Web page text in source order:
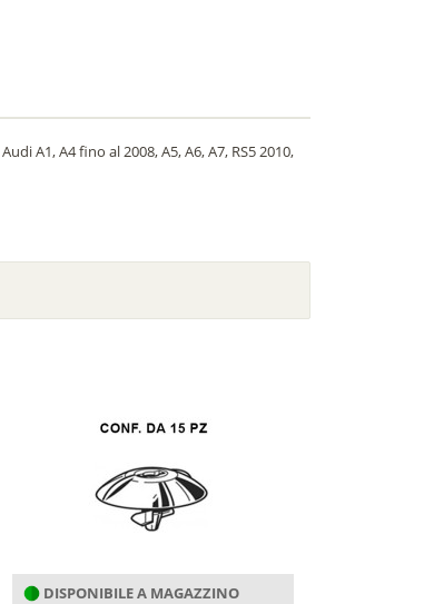
A1, A4 fino al 2008, A5, A6, A7, RS5 2010,
DISPONIBILE A MAGAZZINO